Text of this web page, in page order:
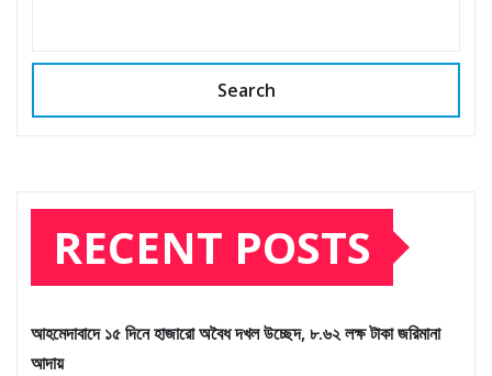
Search
RECENT POSTS
আহমেদাবাদে ১৫ দিনে হাজারো অবৈধ দখল উচ্ছেদ, ৮.৬২ লক্ষ টাকা জরিমানা
আদায়